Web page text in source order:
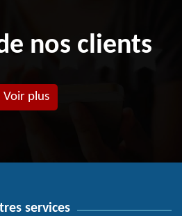
nos clients
Voir plus
services